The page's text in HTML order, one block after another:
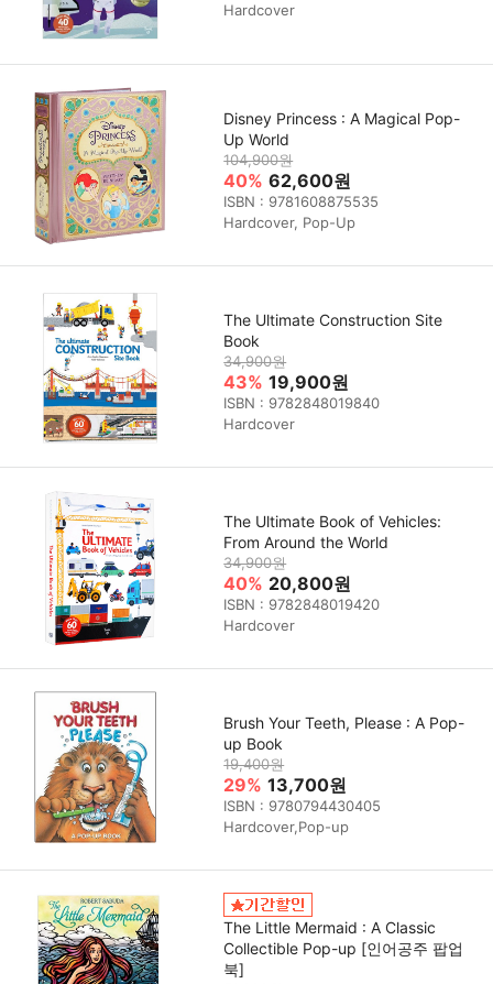
Hardcover
Disney Princess : A Magical Pop-
Up World
104,900원
40% 62,600원
ISBN : 9781608875535
Hardcover, Pop-Up
The Ultimate Construction Site
Book
34,900원
43% 19,900원
ISBN : 9782848019840
Hardcover
The Ultimate Book of Vehicles:
From Around the World
34,900원
40% 20,800원
ISBN : 9782848019420
Hardcover
Brush Your Teeth, Please : A Pop-
up Book
19,400원
29% 13,700원
ISBN : 9780794430405
Hardcover,Pop-up
The Little Mermaid : A Classic
Collectible Pop-up [인어공주 팝업
북]